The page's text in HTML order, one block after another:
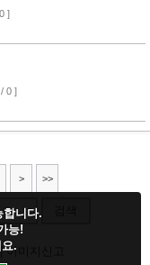
]
0 ]
> >>
이미지신고
합니다.
능!
.